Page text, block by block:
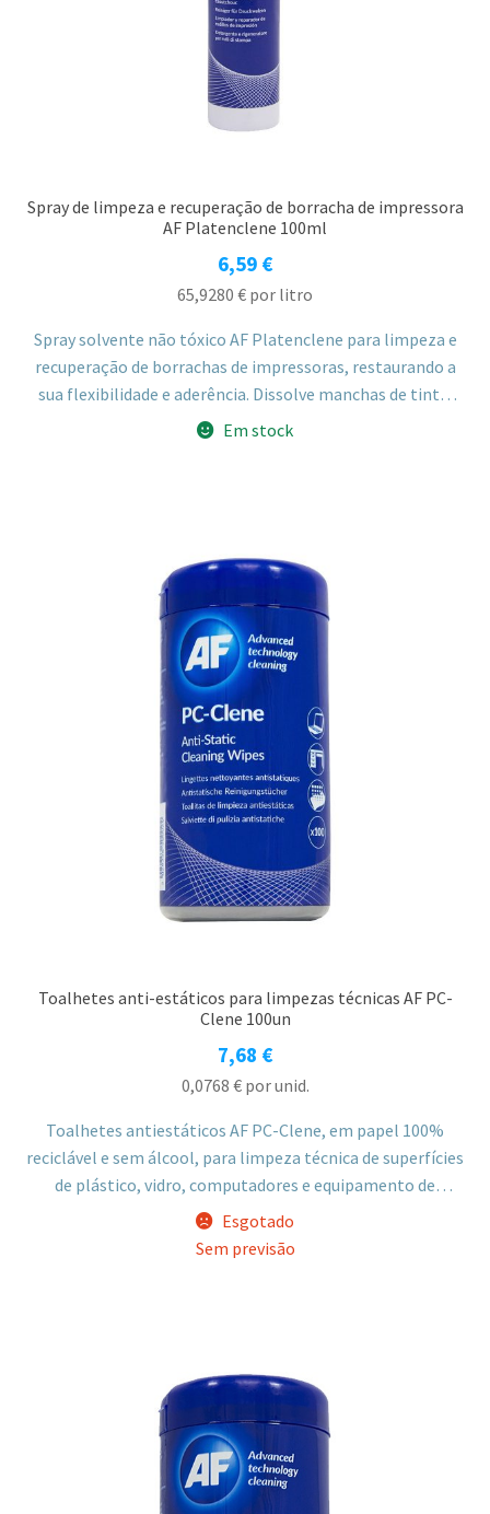
Spray de limpeza e recuperação de borracha de impressora
AF Platenclene 100ml
6,59 €
65,9280 € por litro
Spray solvente não tóxico AF Platenclene para limpeza e
recuperação de borrachas de impressoras, restaurando a
sua flexibilidade e aderência. Dissolve manchas de tinta,
óleo e gordura, reduzindo o encravamento de papel.
Em stock
Toalhetes anti-estáticos para limpezas técnicas AF PC-
Clene 100un
7,68 €
0,0768 €por unid.
Toalhetes antiestáticos AF PC-Clene, em papel 100%
reciclável e sem álcool, para limpeza técnica de superfícies
de plástico, vidro, computadores e equipamento de
escritório, incluindo teclados, ratos, impressoras e
comandos.
Esgotado
Sem previsão